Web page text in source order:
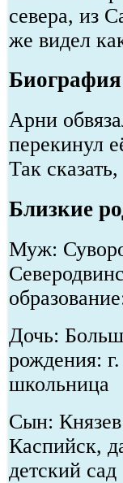
севера, из
же видел
Биография
Арни
перекинул
Так
Близкие
Муж:
Дочь:
рождения:
школьница
Сын:
Каспийск,
детский сад